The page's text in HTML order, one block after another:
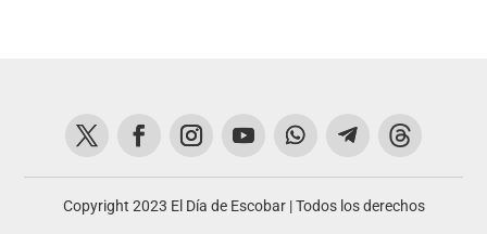
Copyright 2023 El Día de Escobar | Todos los derechos